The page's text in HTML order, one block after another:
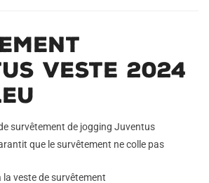
Veste 2024
survêtement de jogging Juventus
que le survêtement ne colle pas
la veste de survêtement